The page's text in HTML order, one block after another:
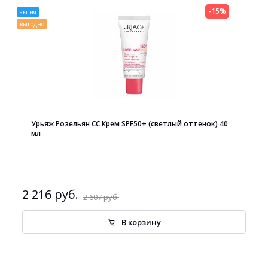
акция
выгодно
Урьяж Розельян СС Крем SPF50+ (светлый оттенок) 40
мл
2 216 руб. 2 607 руб.
-15%
В корзину